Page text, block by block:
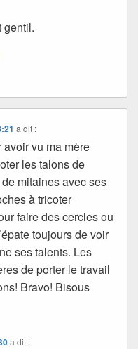
gentil.
a dit :
vu ma mère
les talons de
mitaines avec ses
à tricoter
faire des cercles ou
toujours de voir
ses talents. Les
de porter le travail
Bravo! Bisous
a dit :